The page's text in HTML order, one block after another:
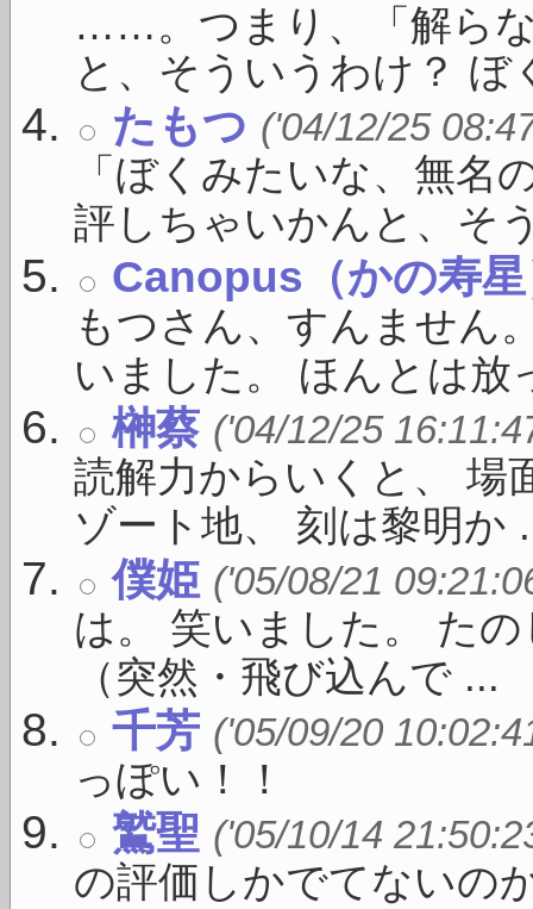
……。つまり、「解ら
と、そういうわけ？
たもつ ('04/12/25
「ぼくみたいな、無名
評しちゃいかんと、そ
Canopus（かの寿
もつさん、すんません
いました。 ほんとは
榊蔡 ('04/12/25
読解力からいくと、 場
ゾート地、 刻は黎明か
僕姫 ('05/08/21
は。 笑いました。 た
（突然・飛び込んで ...
千芳 ('05/09/20
っぽい！！
鷲聖 ('05/10/14
の評価しかでてないの